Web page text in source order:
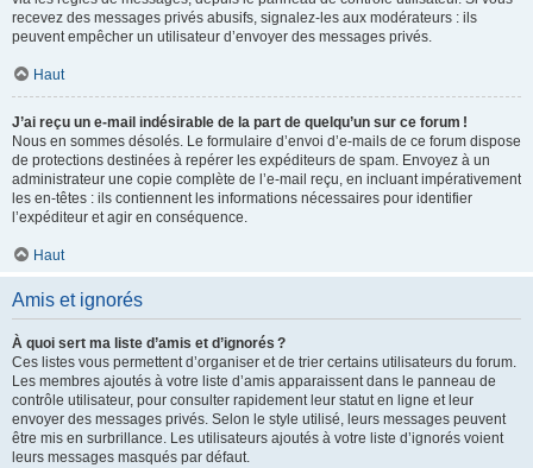
recevez des messages privés abusifs, signalez-les aux modérateurs : ils
peuvent empêcher un utilisateur d’envoyer des messages privés.
Haut
J’ai reçu un e-mail indésirable de la part de quelqu’un sur ce forum !
Nous en sommes désolés. Le formulaire d’envoi d’e-mails de ce forum dispose
de protections destinées à repérer les expéditeurs de spam. Envoyez à un
administrateur une copie complète de l’e-mail reçu, en incluant impérativement
les en-têtes : ils contiennent les informations nécessaires pour identifier
l’expéditeur et agir en conséquence.
Haut
Amis et ignorés
À quoi sert ma liste d’amis et d’ignorés ?
Ces listes vous permettent d’organiser et de trier certains utilisateurs du forum.
Les membres ajoutés à votre liste d’amis apparaissent dans le panneau de
contrôle utilisateur, pour consulter rapidement leur statut en ligne et leur
envoyer des messages privés. Selon le style utilisé, leurs messages peuvent
être mis en surbrillance. Les utilisateurs ajoutés à votre liste d’ignorés voient
leurs messages masqués par défaut.